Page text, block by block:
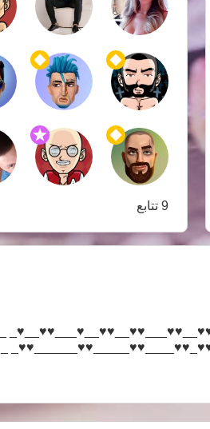
9 تتابع